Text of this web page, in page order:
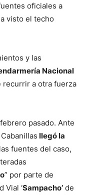
oficiales a
visto el techo
y las
Nacional
recurrir a otra fuerza
pasado. Ante
llegó la
fuentes del caso,
” por parte de
Vial ‘Sampacho’ de